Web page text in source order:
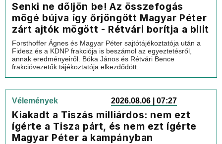
Senki ne dőljön be! Az összefogás
mögé bújva így őrjöngött Magyar Péter
zárt ajtók mögött - Rétvári borítja a bilit
Forsthoffer Ágnes és Magyar Péter sajtótájékoztatója után a
Fidesz és a KDNP frakciója is beszámol az egyeztetésről,
annak eredményeiről. Bóka János és Rétvári Bence
frakcióvezetők tájékoztatója elkezdődött.
Vélemények 2026.08.06 | 07:27
Kiakadt a Tiszás milliárdos: nem ezt
ígérte a Tisza párt, és nem ezt ígérte
Magyar Péter a kampányban